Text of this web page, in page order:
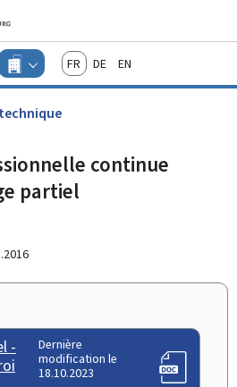
menu principal
au contenu
Changer
d'espace
Menu
actif
FrançaisDeutschEnglish
continue
partiel
-
Dernière
modification le
18.10.2023